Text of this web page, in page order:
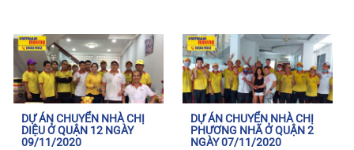
DỰ ÁN CHUYỂN NHÀ CHỊ
DIỆU Ở QUẬN 12 NGÀY
09/11/2020
DỰ ÁN CHUYỂN NHÀ CHỊ
PHƯƠNG NHÃ Ở QUẬN 2
NGÀY 07/11/2020